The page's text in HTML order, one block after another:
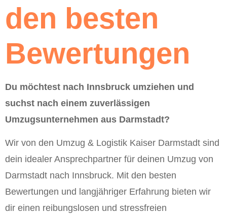
den besten
Bewertungen
Du möchtest nach Innsbruck umziehen und
suchst nach einem zuverlässigen
Umzugsunternehmen aus Darmstadt?
Wir von den Umzug & Logistik Kaiser Darmstadt sind
dein idealer Ansprechpartner für deinen Umzug von
Darmstadt nach Innsbruck. Mit den besten
Bewertungen und langjähriger Erfahrung bieten wir
dir einen reibungslosen und stressfreien